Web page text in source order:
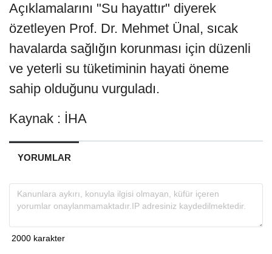
Açıklamalarını "Su hayattır" diyerek
özetleyen Prof. Dr. Mehmet Ünal, sıcak
havalarda sağlığın korunması için düzenli
ve yeterli su tüketiminin hayati öneme
sahip olduğunu vurguladı.
Kaynak : İHA
YORUMLAR